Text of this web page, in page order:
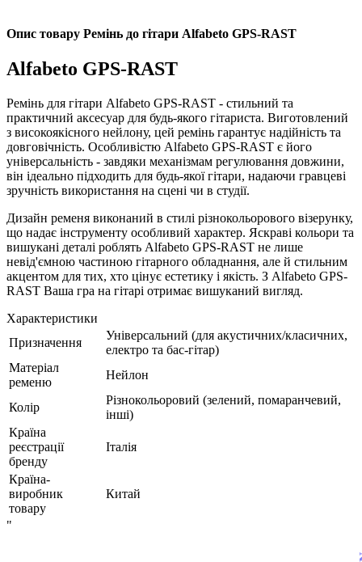
Опис товару Ремінь дo гітари Alfabeto GPS-RAST
Alfabeto GPS-RAST
Ремінь для гітари Alfabeto GPS-RAST - стильний та
практичний аксесуар для будь-якого гітариста. Виготовлений
з високоякісного нейлону, цей ремінь гарантує надійність та
довговічність. Особливістю Alfabeto GPS-RAST є його
універсальність - завдяки механізмам регулювання довжини,
він ідеально підходить для будь-якої гітари, надаючи гравцеві
зручність використання на сцені чи в студії.
Дизайн ременя виконаний в стилі різнокольорового візерунку,
що надає інструменту особливий характер. Яскраві кольори та
вишукані деталі роблять Alfabeto GPS-RAST не лише
невід'ємною частиною гітарного обладнання, але й стильним
акцентом для тих, хто цінує естетику і якість. З Alfabeto GPS-
RAST Ваша гра на гітарі отримає вишуканий вигляд.
Характеристики
Призначення
Універсальний (для акустичних/класичних,
електро та бас-гітар)
Матеріал
ременю
Нейлон
Колір
Різнокольоровий (зелений, помаранчевий,
інші)
Країна
реєстрації
бренду
Італія
Країна-
виробник
товару
Китай
"